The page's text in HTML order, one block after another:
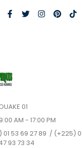
01
AM - 17:00 PM
53 69 27 89 / (+225)
93 73 34